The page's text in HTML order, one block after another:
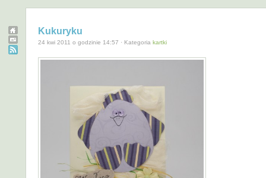
Kukuryku
24 kwi 2011 o godzinie 14:57 · Kategoria kartki